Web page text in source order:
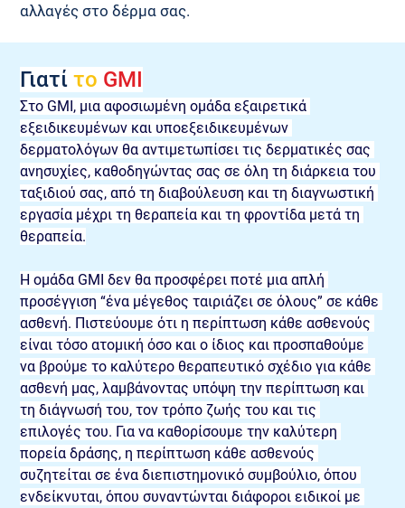
αλλαγές στο δέρμα σας.
Γιατί το GMI
Στο GMI, μια αφοσιωμένη ομάδα εξαιρετικά
εξειδικευμένων και υποεξειδικευμένων
δερματολόγων θα αντιμετωπίσει τις δερματικές σας
ανησυχίες, καθοδηγώντας σας σε όλη τη διάρκεια του
ταξιδιού σας, από τη διαβούλευση και τη διαγνωστική
εργασία μέχρι τη θεραπεία και τη φροντίδα μετά τη
θεραπεία.
Η ομάδα GMI δεν θα προσφέρει ποτέ μια απλή
προσέγγιση “ένα μέγεθος ταιριάζει σε όλους” σε κάθε
ασθενή. Πιστεύουμε ότι η περίπτωση κάθε ασθενούς
είναι τόσο ατομική όσο και ο ίδιος και προσπαθούμε
να βρούμε το καλύτερο θεραπευτικό σχέδιο για κάθε
ασθενή μας, λαμβάνοντας υπόψη την περίπτωση και
τη διάγνωσή του, τον τρόπο ζωής του και τις
επιλογές του. Για να καθορίσουμε την καλύτερη
πορεία δράσης, η περίπτωση κάθε ασθενούς
συζητείται σε ένα διεπιστημονικό συμβούλιο, όπου
ενδείκνυται, όπου συναντώνται διάφοροι ειδικοί με